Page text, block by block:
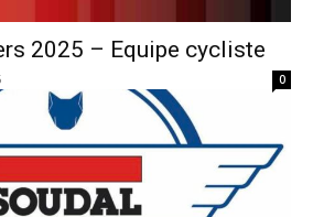
2025 – Equipe cycliste
0